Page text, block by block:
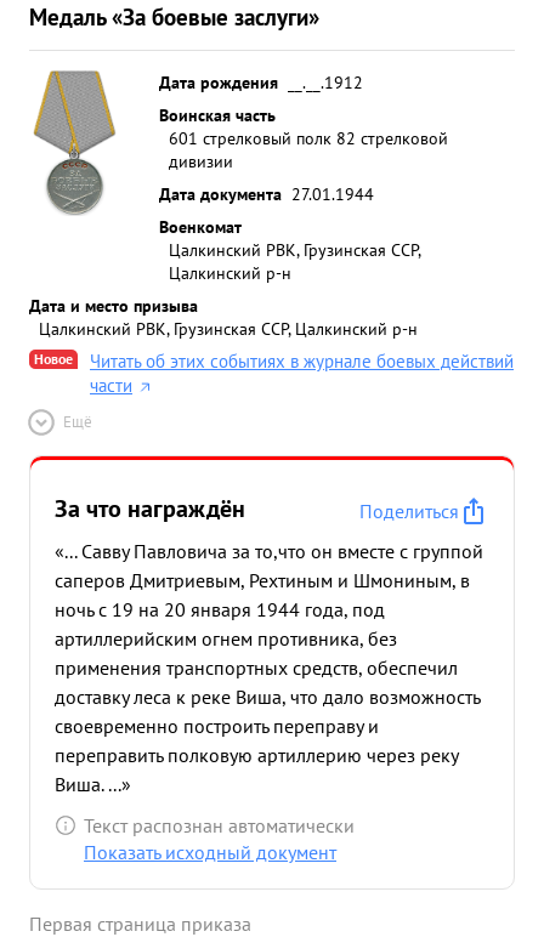
Медаль «За боевые заслуги»
Дата рождения
__.__.1912
Воинская часть
601 стрелковый полк 82 стрелковой
дивизии
Дата документа 27.01.1944
Военкомат
Цалкинский РВК, Грузинская ССР,
Цалкинский р-н
Дата и место призыва
Цалкинский РВК, Грузинская ССР, Цалкинский р-н
Новое
Читать об этих событиях в журнале боевых действий
части
Ещё
За что награждён
Поделиться
«... Савву Павловича за то,что он вместе с группой
саперов Дмитриевым, Рехтиным и Шмониным, в
ночь с 19 на 20 января 1944 года, под
артиллерийским огнем противника, без
применения транспортных средств, обеспечил
доставку леса к реке Виша, что дало возможность
своевременно построить переправу и
переправить полковую артиллерию через реку
Виша. ...»
Текст распознан автоматически
Показать исходный документ
Первая страница приказа